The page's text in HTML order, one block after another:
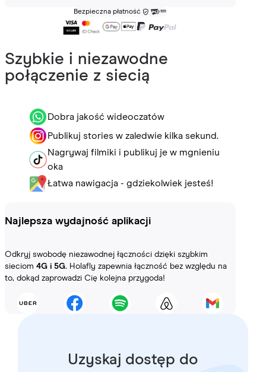
Bezpieczna płatność
Szybkie i niezawodne
połączenie z siecią
Dobra jakość wideoczatów
Publikuj stories w zaledwie kilka sekund.
Nagrywaj filmiki i publikuj je w mgnieniu
oka
Łatwa nawigacja - gdziekolwiek jesteś!
Najlepsza wydajność aplikacji
Odkryj swobodę niezawodnej łączności dzięki szybkim
sieciom 4G i 5G. Holafly zapewnia łączność bez względu na
to, dokąd zaprowadzi Cię kolejna przygoda!
Uzyskaj dostęp do